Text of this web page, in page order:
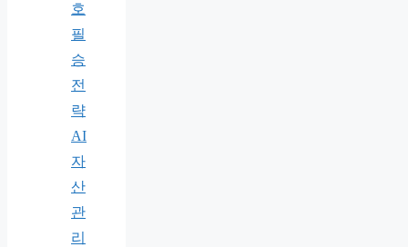
호
필
승
전
략
AI
자
산
관
리